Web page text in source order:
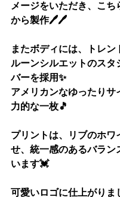
メージをいただき、こち
から製作🖊🖊
またボディには、トレン
ルーンシルエットのスタ
バーを採用✨
アメリカンなゆったりサ
力的な一枚🎵
プリントは、リブのホワ
せ、統一感のあるバラン
います💓
可愛いロゴに仕上がりま